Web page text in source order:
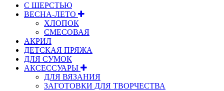
С ШЕРСТЬЮ
ВЕСНА-ЛЕТО
ХЛОПОК
СМЕСОВАЯ
АКРИЛ
ДЕТСКАЯ ПРЯЖА
ДЛЯ СУМОК
АКСЕССУАРЫ
ДЛЯ ВЯЗАНИЯ
ЗАГОТОВКИ ДЛЯ ТВОРЧЕСТВА